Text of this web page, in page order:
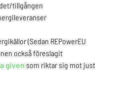
tillgången
(Sedan REPowerEU
också föreslagit
given som riktar sig mot just